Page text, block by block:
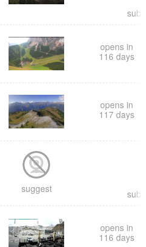
opens in
116 days
opens in
117 days
suggest
opens in
116 days